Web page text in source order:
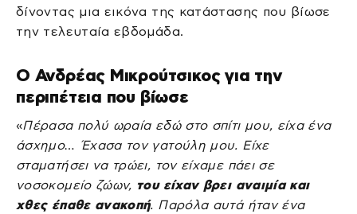
δίνοντας μια εικόνα της κατάστασης που βίωσε
την τελευταία εβδομάδα.
Ο Ανδρέας Μικρούτσικος για την
περιπέτεια που βίωσε
«Πέρασα πολύ ωραία εδώ στο σπίτι μου, είχα ένα
άσχημο… Έχασα τον γατούλη μου. Είχε
σταματήσει να τρώει, τον είχαμε πάει σε
νοσοκομείο ζώων, του είχαν βρει αναιμία και
χθες έπαθε ανακοπή. Παρόλα αυτά ήταν ένα